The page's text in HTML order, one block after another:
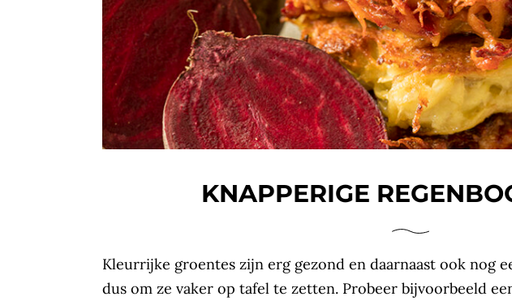
KNAPPERIGE
Kleurrijke groentes zijn erg gezond en daarnaast ook nog
dus om ze vaker op tafel te zetten. Probeer bijvoorbeeld